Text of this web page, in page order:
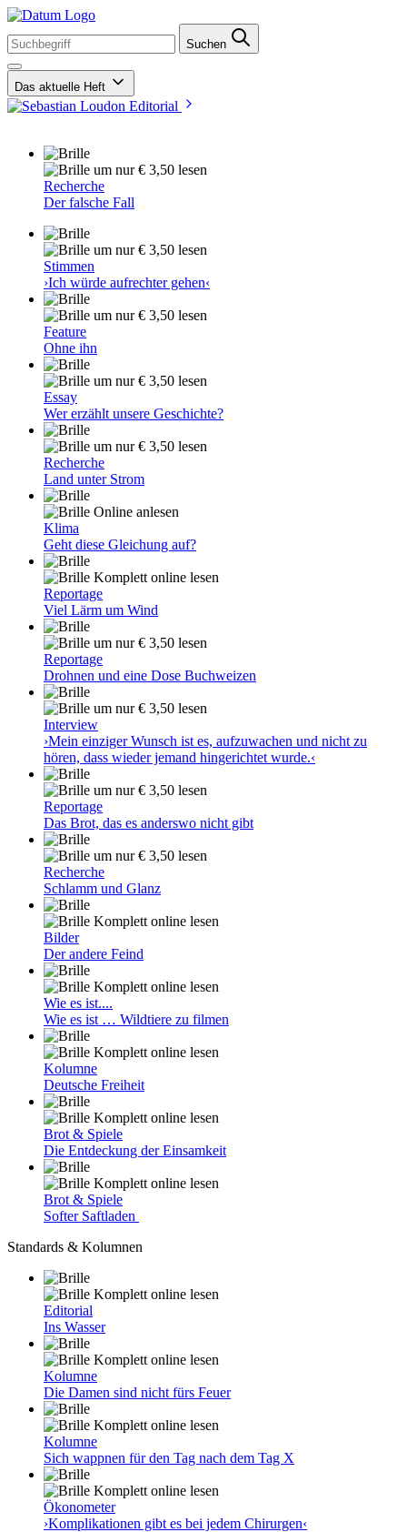
Suchen
Das aktuelle Heft
Editorial
um nur € 3,50 lesen
Recherche
Der falsche Fall
um nur € 3,50 lesen
Stimmen
›Ich würde aufrechter gehen‹
um nur € 3,50 lesen
Feature
Ohne ihn
um nur € 3,50 lesen
Essay
Wer erzählt unsere Geschichte?
um nur € 3,50 lesen
Recherche
Land unter Strom
Online anlesen
Klima
Geht diese Gleichung auf?
Komplett online lesen
Reportage
Viel Lärm um Wind
um nur € 3,50 lesen
Reportage
Drohnen und eine Dose Buchweizen
um nur € 3,50 lesen
Interview
›Mein einziger Wunsch ist es, aufzuwachen und nicht zu
hören, dass wieder jemand hingerichtet wurde.‹
um nur € 3,50 lesen
Reportage
Das Brot, das es anderswo nicht gibt
um nur € 3,50 lesen
Recherche
Schlamm und Glanz
Komplett online lesen
Bilder
Der andere Feind
Komplett online lesen
Wie es ist....
Wie es ist … Wildtiere zu filmen
Komplett online lesen
Kolumne
Deutsche Freiheit
Komplett online lesen
Brot & Spiele
Die Entdeckung der Einsamkeit
Komplett online lesen
Brot & Spiele
Softer Saftladen
Standards & Kolumnen
Komplett online lesen
Editorial
Ins Wasser
Komplett online lesen
Kolumne
Die Damen sind nicht fürs Feuer
Komplett online lesen
Kolumne
Sich wappnen für den Tag nach dem Tag X
Komplett online lesen
Ökonometer
›Komplikationen gibt es bei jedem Chirurgen‹